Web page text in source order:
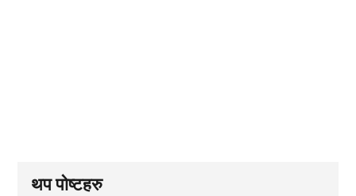
थप पोष्टहरु